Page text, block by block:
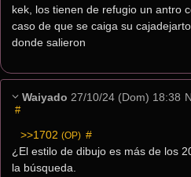
kek, los tienen de refugio un antro
caso de que se caiga su
donde salieron
Waiyado 27/10/24 (Dom) 18:38
#
>>1702 (OP) #
¿El estilo de dibujo es más de los
la búsqueda.